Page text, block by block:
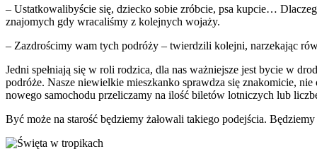
– Ustatkowalibyście się, dziecko sobie zróbcie, psa kupcie…
znajomych gdy wracaliśmy z kolejnych wojaży.
– Zazdrościmy wam tych podróży – twierdzili kolejni, narzekając
Jedni spełniają się w roli rodzica, dla nas ważniejsze jest bycie w
podróże. Nasze niewielkie mieszkanko sprawdza się znakomicie,
nowego samochodu przeliczamy na ilość biletów lotniczych lub
Być może na starość będziemy żałowali takiego podejścia.